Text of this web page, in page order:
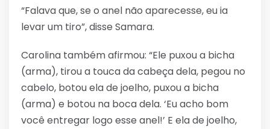
“Falava que, se o anel não aparecesse, eu ia
levar um tiro”, disse Samara.
Carolina também afirmou: “Ele puxou a bicha
(arma), tirou a touca da cabeça dela, pegou no
cabelo, botou ela de joelho, puxou a bicha
(arma) e botou na boca dela. ‘Eu acho bom
você entregar logo esse anel!’ E ela de joelho,